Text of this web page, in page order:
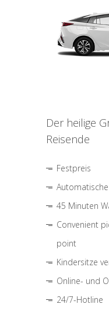
Der heilige
Reisende
Festpreis
45 Minuten
Convenient
point
Kindersitze
Online- und
24/7-Hotline